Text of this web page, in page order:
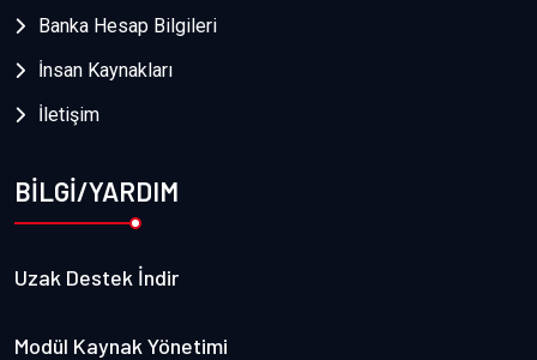
Banka Hesap Bilgileri
İnsan Kaynakları
İletişim
BİLGİ/YARDIM
Uzak Destek İndir
Modül Kaynak Yönetimi